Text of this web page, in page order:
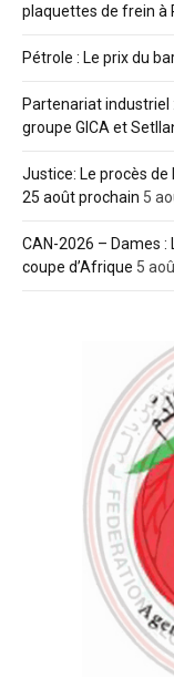
plaquettes de frein à
Pétrole : Le prix du
Partenariat industriel
groupe GICA et
Justice: Le procès de
25 août prochain 5
CAN-2026 – Dames :
coupe d’Afrique 5